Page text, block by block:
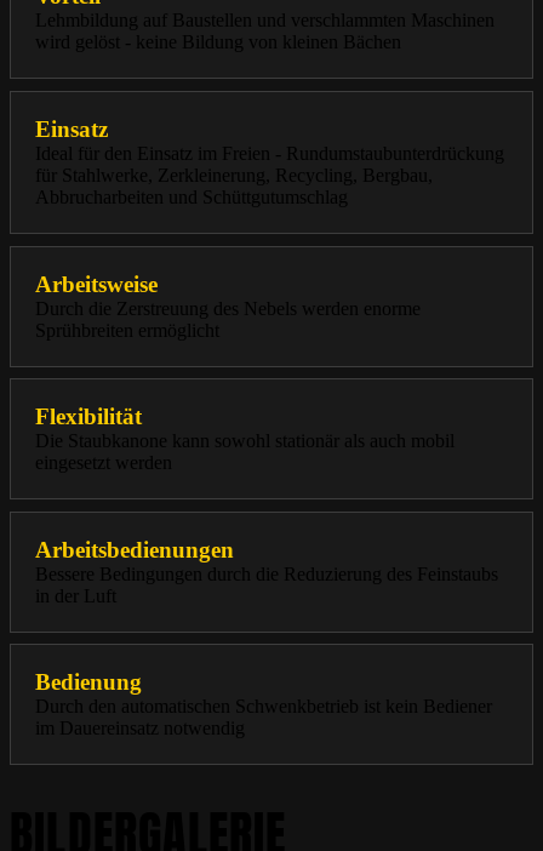
Lehmbildung auf Baustellen und verschlammten Maschinen
wird gelöst - keine Bildung von kleinen Bächen
Einsatz
Ideal für den Einsatz im Freien - Rundumstaubunterdrückung
für Stahlwerke, Zerkleinerung, Recycling, Bergbau,
Abbrucharbeiten und Schüttgutumschlag
Arbeitsweise
Durch die Zerstreuung des Nebels werden enorme
Sprühbreiten ermöglicht
Flexibilität
Die Staubkanone kann sowohl stationär als auch mobil
eingesetzt werden
Arbeitsbedienungen
Bessere Bedingungen durch die Reduzierung des Feinstaubs
in der Luft
Bedienung
Durch den automatischen Schwenkbetrieb ist kein Bediener
im Dauereinsatz notwendig